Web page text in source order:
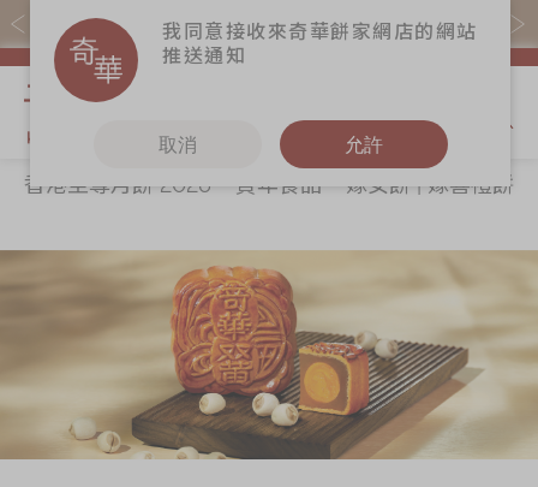
易賞錢會員憑推廣碼購買現貨產品可賺易賞錢($5=1分)
關於奇華
最新推廣
分店網絡
商務銷售
嫁喜須知
奇華網誌
奇華餅食
2026
賀年食品
嫁女餅 | 嫁喜禮
餅
手信禮品
更多
奇華工作坊
奇華茶室
聯絡奇華
加入奇華
香港至尊月餅 2026 賀年食品
嫁女餅 | 嫁喜禮餅
我同意接收來奇華餅家網店的網站
推送通知
取消 允許